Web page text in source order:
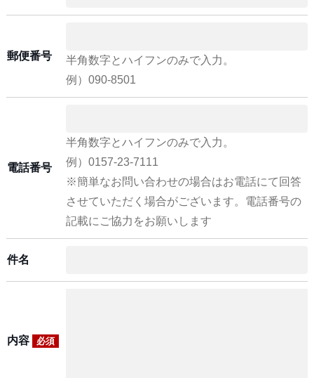
郵便番号
半角数字とハイフンのみで入力。
例）090-8501
電話番号
半角数字とハイフンのみで入力。
例）0157-23-7111
※簡単なお問い合わせの場合はお電話にて回答
させていただく場合がございます。電話番号の
記載にご協力をお願いします
件名
内容 必須